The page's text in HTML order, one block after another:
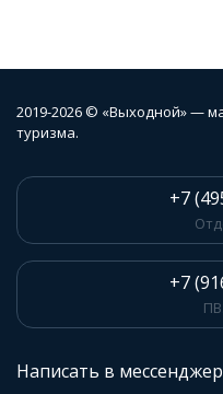
2019-2026 © «Выходной» —
туризма.
+7
+7
Написать в